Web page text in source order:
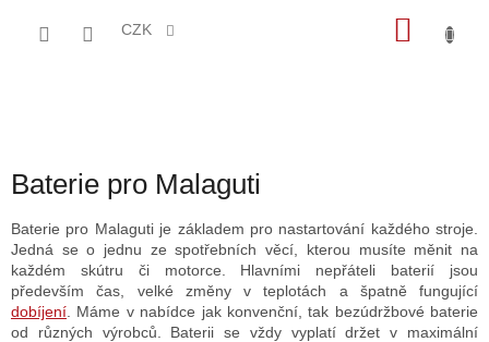
CZK
Baterie pro Malaguti
Baterie pro Malaguti je základem pro nastartování každého stroje.
Jedná se o jednu ze spotřebních věcí, kterou musíte měnit na
každém skútru či motorce. Hlavními nepřáteli baterií jsou
především čas, velké změny v teplotách a špatně fungující
dobíjení . Máme v nabídce jak konvenční, tak bezúdržbové baterie
od různých výrobců. Baterii se vždy vyplatí držet v maximální